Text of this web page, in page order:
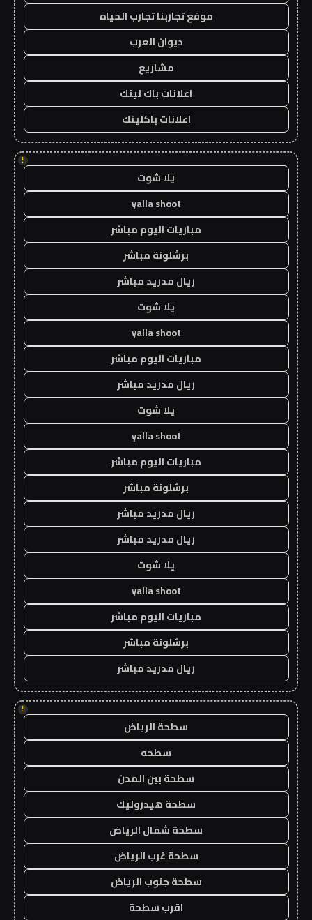
موقع تجاربنا تجارب الحياه
ديوان العرب
مشاريع
اعلانات باك لينك
اعلانات باكلينك
!
يلا شوت
yalla shoot
مباريات اليوم مباشر
برشلونة مباشر
ريال مدريد مباشر
يلا شوت
yalla shoot
مباريات اليوم مباشر
ريال مدريد مباشر
يلا شوت
yalla shoot
مباريات اليوم مباشر
برشلونة مباشر
ريال مدريد مباشر
ريال مدريد مباشر
يلا شوت
yalla shoot
مباريات اليوم مباشر
برشلونة مباشر
ريال مدريد مباشر
!
سطحة الرياض
سطحه
سطحة بين المدن
سطحة هيدروليك
سطحة شمال الرياض
سطحة غرب الرياض
سطحة جنوب الرياض
اقرب سطحة